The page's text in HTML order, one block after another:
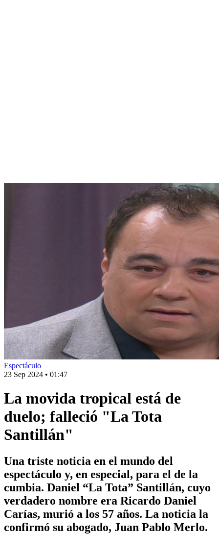
Espectáculo
23 Sep 2024 • 01:47
La movida tropical está de
duelo; falleció "La Tota
Santillán"
Una triste noticia en el mundo del
espectáculo y, en especial, para el de la
cumbia. Daniel “La Tota” Santillán, cuyo
verdadero nombre era Ricardo Daniel
Carías, murió a los 57 años. La noticia la
confirmó su abogado, Juan Pablo Merlo.